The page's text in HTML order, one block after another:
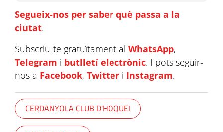
Segueix-nos per saber què passa a la
ciutat.
Subscriu-te gratuïtament al WhatsApp,
Telegram i butlletí electrònic. I pots seguir-
nos a Facebook, Twitter i Instagram.
CERDANYOLA CLUB D'HOQUEI